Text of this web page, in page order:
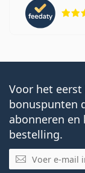
Voor het
bonuspunten
abonneren en
bestelling.
E-mail